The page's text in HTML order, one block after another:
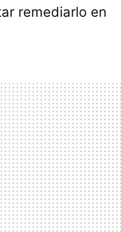
remediarlo en